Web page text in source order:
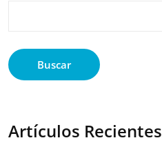
Buscar
Artículos Recientes